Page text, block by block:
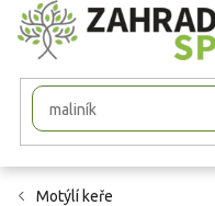
Přejít
na
obsah
Motýlí keře